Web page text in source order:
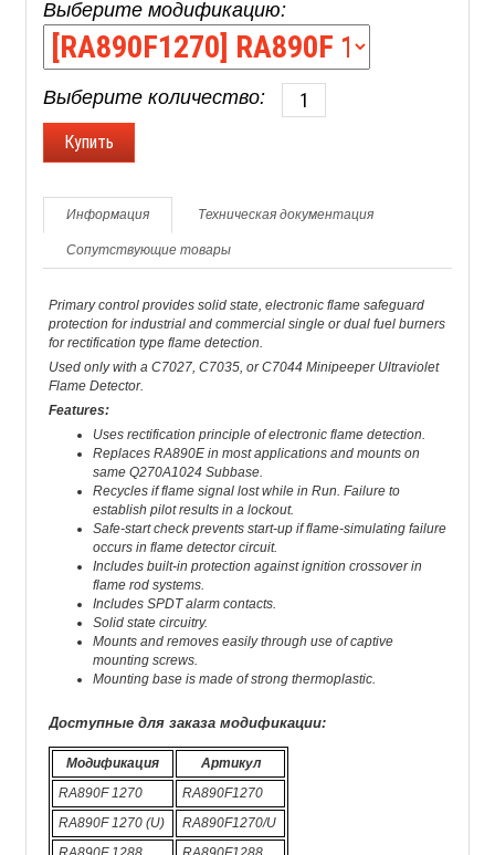
Выберите модификацию:
Выберите количество:
Информация Техническая документация
Сопутствующие товары
Primary control provides solid state, electronic flame safeguard
protection for industrial and commercial single or dual fuel burners
for rectification type flame detection.
Used only with a C7027, C7035, or C7044 Minipeeper Ultraviolet
Flame Detector.
Features:
Uses rectification principle of electronic flame detection.
Replaces RA890E in most applications and mounts on
same Q270A1024 Subbase.
Recycles if flame signal lost while in Run. Failure to
establish pilot results in a lockout.
Safe-start check prevents start-up if flame-simulating failure
occurs in flame detector circuit.
Includes built-in protection against ignition crossover in
flame rod systems.
Includes SPDT alarm contacts.
Solid state circuitry.
Mounts and removes easily through use of captive
mounting screws.
Mounting base is made of strong thermoplastic.
Доступные для заказа модификации:
Модификация
Артикул
RA890F 1270
RA890F1270
RA890F 1270 (U)
RA890F1270/U